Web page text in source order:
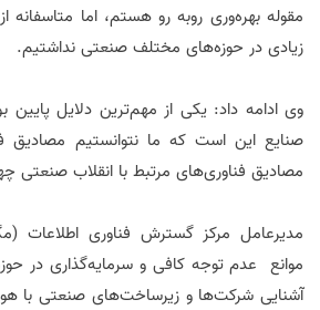
مقوله بهره‌وری روبه رو هستم، اما متاسفانه
زیادی در حوزه‌های مختلف صنعتی نداشتیم.
وی ادامه داد: یکی از مهم‌ترین دلایل پایین
صنایع این است که ما نتوانستیم مصادیق
مصادیق فناوری‌های مرتبط با انقلاب صنعتی
مدیرعامل مرکز گسترش فناوری اطلاعات
موانع عدم توجه کافی و سرمایه‌گذاری در
آشنایی شرکت‌ها و زیرساخت‌های صنعتی با